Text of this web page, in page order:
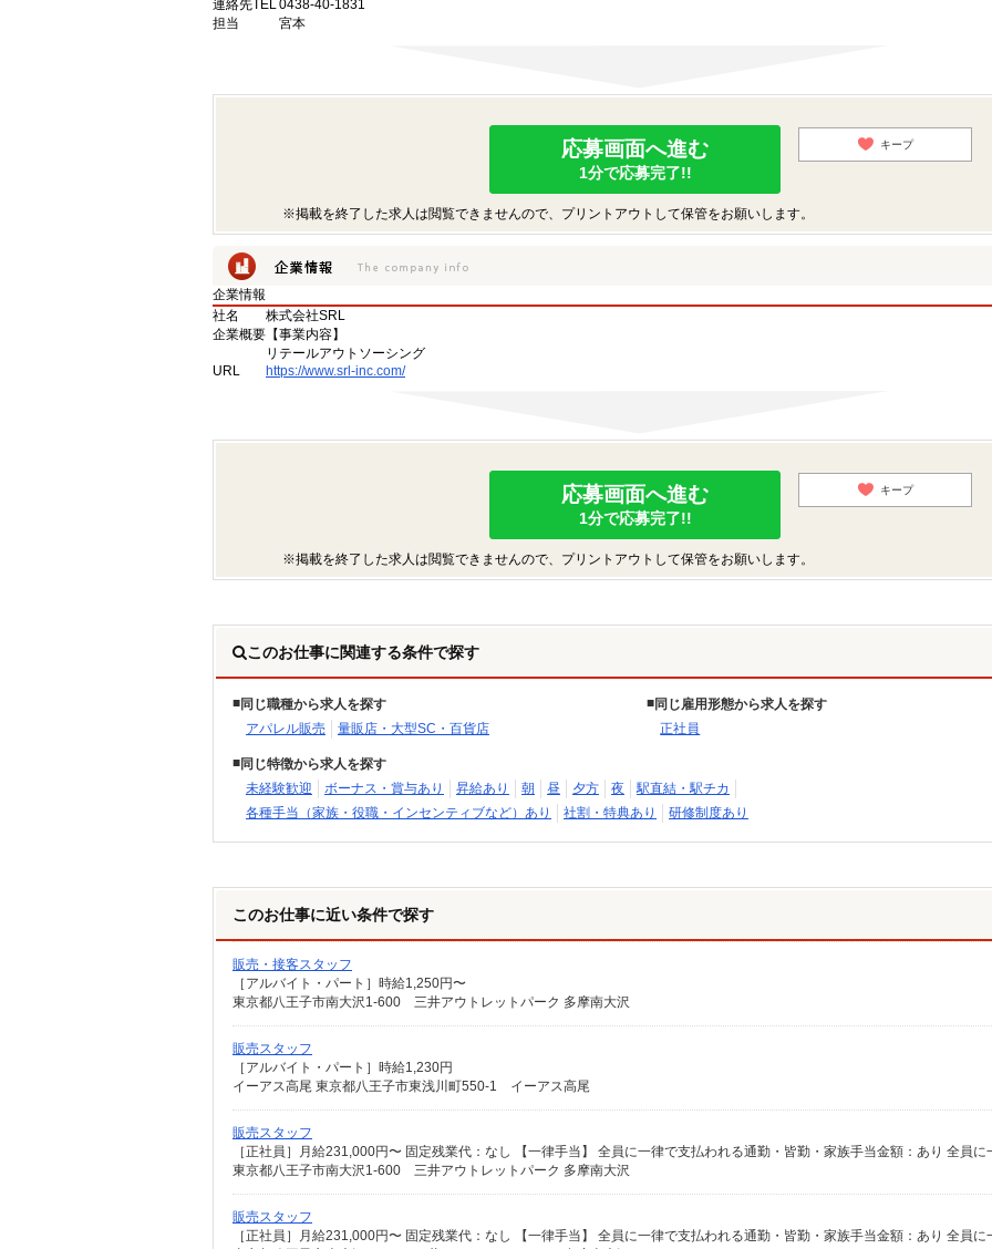
連絡先TEL0438-40-1831
担当
宮本
応募画面へ進む
1分で応募完了!!
キープ
※掲載を終了した求人は閲覧できませんので、プリントアウトして保管をお願いします。
企業情報
社名
株式会社SRL
企業概要 【事業内容】
リテールアウトソーシング
URL
https://www.srl-inc.com/
応募画面へ進む
1分で応募完了!!
キープ
※掲載を終了した求人は閲覧できませんので、プリントアウトして保管をお願いします。
このお仕事に関連する条件で探す
同じ職種から求人を探す
アパレル販売
量販店・大型SC・百貨店
同じ雇用形態から求人を探す
正社員
同じ特徴から求人を探す
未経験歓迎
ボーナス・賞与あり 昇給あり 朝 昼 夕方 夜
駅直結・駅チカ
各種手当（家族・役職・インセンティブなど）あり
社割・特典あり 研修制度あり
このお仕事に近い条件で探す
販売・接客スタッフ
［アルバイト・パート］時給1,250円〜
東京都八王子市南大沢1-600 三井アウトレットパーク 多摩南大沢
販売スタッフ
［アルバイト・パート］時給1,230円
イーアス高尾 東京都八王子市東浅川町550-1 イーアス高尾
販売スタッフ
東京都八王子市南大沢1-600 三井アウトレットパーク 多摩南大沢
販売スタッフ